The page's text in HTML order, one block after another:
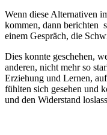
Wenn diese Alternativen
kommen, dann berichten
einem Gespräch, die
Dies konnte geschehen,
anderen, nicht mehr so
Erziehung und Lernen,
fühlten sich gesehen und
und den Widerstand